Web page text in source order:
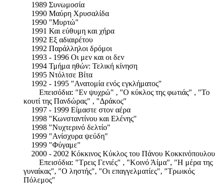
1989 Συνωμοσία
1990 Μαύρη Χρυσαλίδα
1990 "Μυρτώ"
1991 Και εύθυμη και χήρα
1992 Εξ αδιαιρέτου
1992 Παράλληλοι δρόμοι
1993 - 1996 Οι μεν και οι δεν
1994 Τμήμα ηθών: Τελική κίνηση
1995 Ντόλτσε Βίτα
1992 - 1995 "Ανατομία ενός εγκλήματος"
Επεισόδια: "Εν ψυχρώ" , "Ο κύκλος της φωτιάς" , "Το
κουτί της Πανδώρας" , "Δράκος"
1997 - 1999 Είμαστε στον αέρα
1998 "Κωνσταντίνου και Ελένης"
1998 "Νυχτερινό δελτίο"
1999 "Ανίσχυρα ψεύδη"
1999 "Φύγαμε"
2000 - 2002 Κόκκινος Κύκλος του Πάνου Κοκκινόπουλου
Επεισόδια: "Τρεις Γενιές" , "Κοινό Άίμα", "Η μέρα της
γυναίκας", "Ο ληστής", "Οι επαγγελματίες", "Τρωικός
Πόλεμος"